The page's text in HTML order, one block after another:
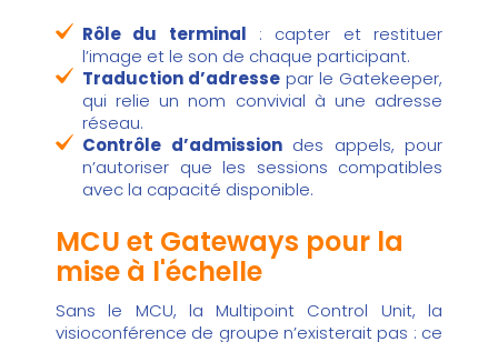
Rôle du terminal : capter et restituer
l’image et le son de chaque participant.
Traduction d’adresse par le Gatekeeper,
qui relie un nom convivial à une adresse
réseau.
Contrôle d’admissiondes appels, pour
n’autoriser que les sessions compatibles
avec la capacité disponible.
MCU et Gateways pour la
mise à l'échelle
Sans le MCU, la Multipoint Control Unit, la
visioconférence de groupe n’existerait pas : ce